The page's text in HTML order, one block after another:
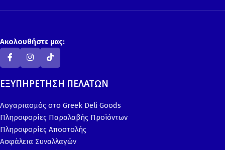
Ακολουθήστε μας:
ΕΞΥΠΗΡΕΤΗΣΗ ΠΕΛΑΤΩΝ
Λογαριασμός στο Greek Deli Goods
Πληροφορίες Παραλαβής Προϊόντων
Πληροφορίες Αποστολής
Ασφάλεια Συναλλαγών